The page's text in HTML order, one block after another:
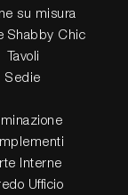
su misura
Shabby Chic
Tavoli
Sedie
Interne
Ufficio